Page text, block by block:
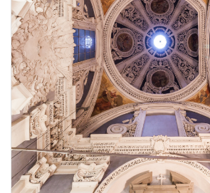
Франциска Смуглєвічюса).
Розп'ятого Христа була
каплиці з Костелу Тринітаріїв,
закритий у 1864 році.